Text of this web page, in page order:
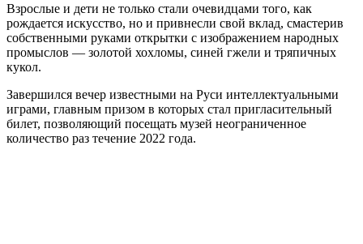
Взрослые и дети не только стали очевидцами того, как
рождается искусство, но и привнесли свой вклад, смастерив
собственными руками открытки с изображением народных
промыслов — золотой хохломы, синей гжели и тряпичных
кукол.
Завершился вечер известными на Руси интеллектуальными
играми, главным призом в которых стал пригласительный
билет, позволяющий посещать музей неограниченное
количество раз течение 2022 года.